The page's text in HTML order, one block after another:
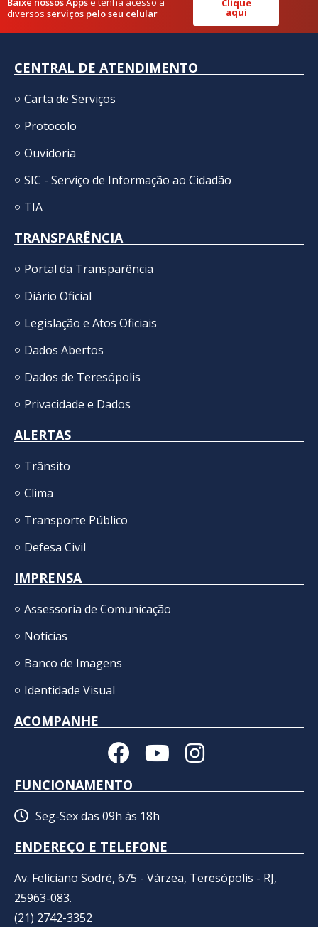
diversos serviços pelo seu celular
Clique
aqui
CENTRAL DE ATENDIMENTO
Carta de Serviços
Protocolo
Ouvidoria
SIC - Serviço de Informação ao Cidadão
TIA
TRANSPARÊNCIA
Portal da Transparência
Diário Oficial
Legislação e Atos Oficiais
Dados Abertos
Dados de Teresópolis
Privacidade e Dados
ALERTAS
Trânsito
Clima
Transporte Público
Defesa Civil
IMPRENSA
Assessoria de Comunicação
Notícias
Banco de Imagens
Identidade Visual
ACOMPANHE
FUNCIONAMENTO
Seg-Sex das 09h às 18h
ENDEREÇO E TELEFONE
Av. Feliciano Sodré, 675 - Várzea, Teresópolis - RJ,
25963-083.
(21) 2742-3352​